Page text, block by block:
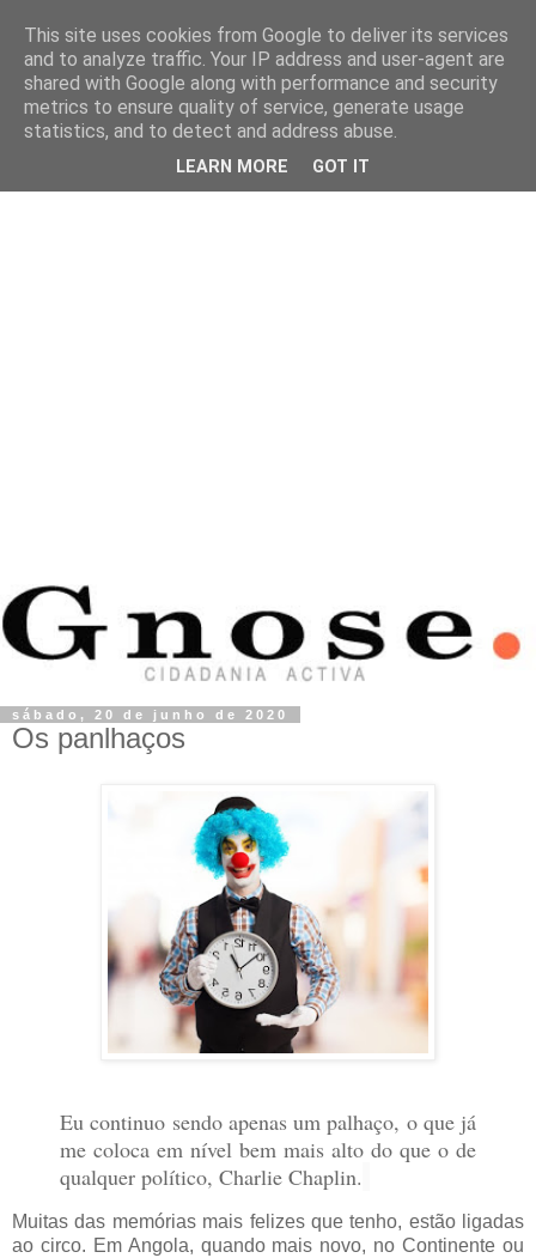
sábado, 20 de junho de 2020
Os panlhaços
Eu continuo sendo apenas um palhaço, o que já
me coloca em nível bem mais alto do que o de
qualquer político, Charlie Chaplin.
Muitas das memórias mais felizes que tenho, estão ligadas
ao circo. Em Angola, quando mais novo, no Continente ou
This site uses cookies from Google to deliver its services
and to analyze traffic. Your IP address and user-agent are
shared with Google along with performance and security
metrics to ensure quality of service, generate usage
statistics, and to detect and address abuse.
LEARN MORE GOT IT